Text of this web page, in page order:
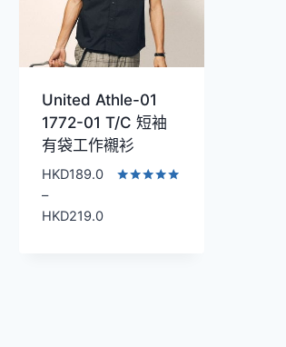
United Athle-01
1772-01 T/C 短袖
有袋工作襯衫
HKD189.0
–
HKD219.0價